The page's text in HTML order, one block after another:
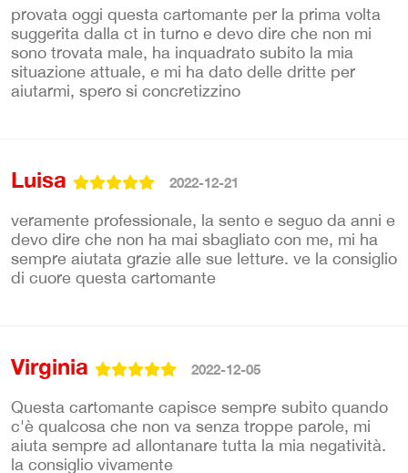
provata oggi questa cartomante per la prima volta
suggerita dalla ct in turno e devo dire che non mi
sono trovata male, ha inquadrato subito la mia
situazione attuale, e mi ha dato delle dritte per
aiutarmi, spero si concretizzino
Luisa 2022-12-21
veramente professionale, la sento e seguo da anni e
devo dire che non ha mai sbagliato con me, mi ha
sempre aiutata grazie alle sue letture. ve la consiglio
di cuore questa cartomante
Virginia 2022-12-05
Questa cartomante capisce sempre subito quando
c'è qualcosa che non va senza troppe parole, mi
aiuta sempre ad allontanare tutta la mia negatività.
la consiglio vivamente